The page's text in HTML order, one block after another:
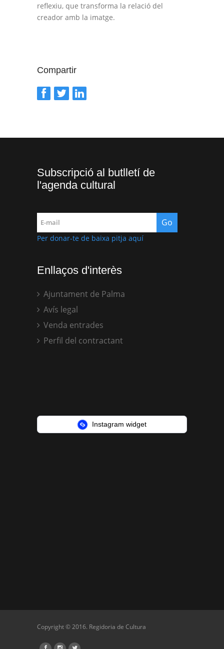
reflexiu, que transforma la relació del
creador amb la imatge.
Compartir
Subscripció al butlletí de
l'agenda cultural
Per donar-te de baixa pitja aquí
Enllaços d'interès
Ajuntament de Palma
Avís legal
Venda entrades
Perfil del contractant
Instagram widget
Copyright © 2016. Regidoria de Cultura